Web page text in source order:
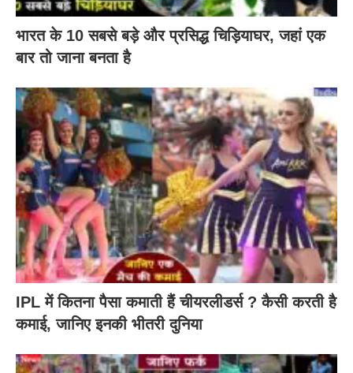
भारत के 10 सबसे बड़े और प्रसिद्ध चिड़ियाघर, जहां एक
बार तो जाना बनता है
IPL में कितना पैसा कमाती हैं चीयरलीडर्स ? कैसी करती है
कमाई, जानिए इनकी भीतरी दुनिया